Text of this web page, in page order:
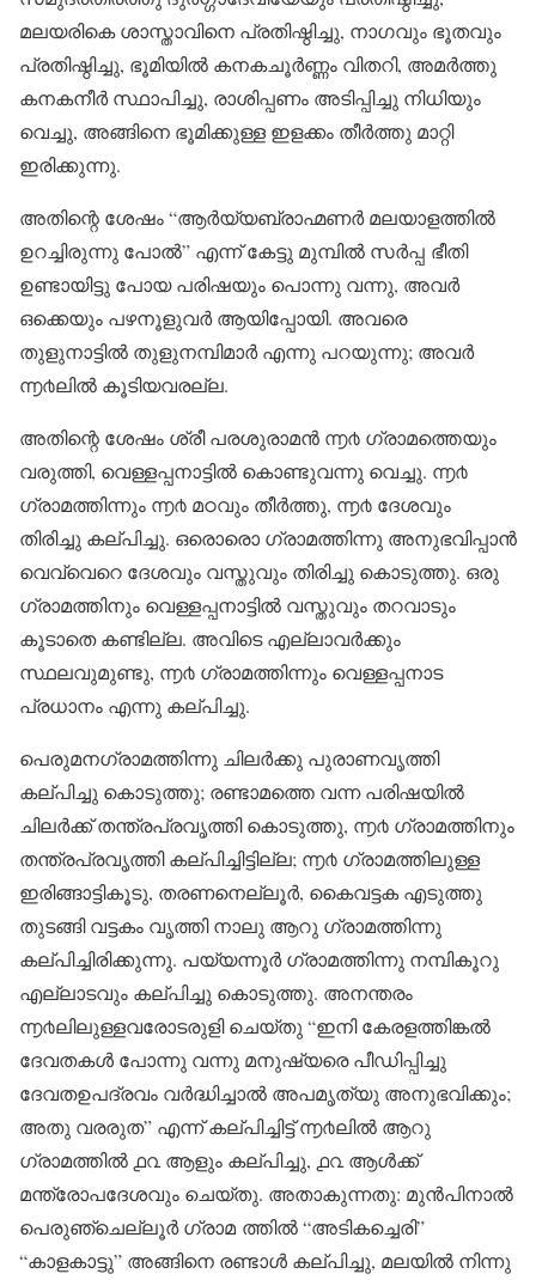
മലയരികെ ശാസ്താവിനെ പ്രതിഷ്ഠിച്ചു, നാഗവും ഭൂതവും
പ്രതിഷ്ഠിച്ചു, ഭൂമിയിൽ കനകചൂർണ്ണം വിതറി, അമർത്തു
കനകനീർ സ്ഥാപിച്ചു, രാശിപ്പണം അടിപ്പിച്ചു നിധിയും
വെച്ചു, അങ്ങിനെ ഭൂമിക്കുള്ള ഇളക്കം തീർത്തു മാറ്റി
ഇരിക്കുന്നു.
അതിന്റെ ശേഷം “ആർയ്യബ്രാഹ്മണർ മലയാളത്തിൽ
ഉറച്ചിരുന്നു പോൽ” എന്ന് കേട്ടു മുമ്പിൽ സർപ്പ ഭീതി
ഉണ്ടായിട്ടു പോയ പരിഷയും പൊന്നു വന്നു, അവർ
ഒക്കെയും പഴനൂളുവർ ആയിപ്പോയി. അവരെ
തുളുനാട്ടിൽ തുളുനമ്പിമാർ എന്നു പറയുന്നു; അവർ
൬൪ലിൽ കൂടിയവരല്ല.
അതിന്റെ ശേഷം ശ്രീ പരശുരാമൻ ൬൪ ഗ്രാമത്തെയും
വരുത്തി, വെള്ളപ്പനാട്ടിൽ കൊണ്ടുവന്നു വെച്ചു. ൬൪
ഗ്രാമത്തിന്നും ൬൪ മഠവും തീർത്തു, ൬൪ ദേശവും
തിരിച്ചു കല്പിച്ചു. ഒരൊരൊ ഗ്രാമത്തിന്നു അനുഭവിപ്പാൻ
വെവ്വെറെ ദേശവും വസ്തുവും തിരിച്ചു കൊടുത്തു. ഒരു
ഗ്രാമത്തിനും വെള്ളപ്പനാട്ടിൽ വസ്തുവും തറവാടും
കൂടാതെ കണ്ടില്ല. അവിടെ എല്ലാവർക്കും
സ്ഥലവുമുണ്ടു, ൬൪ ഗ്രാമത്തിന്നും വെള്ളപ്പനാട
പ്രധാനം എന്നു കല്പിച്ചു.
പെരുമനഗ്രാമത്തിന്നു ചിലർക്കു പുരാണവൃത്തി
കല്പിച്ചു കൊടുത്തു; രണ്ടാമത്തെ വന്ന പരിഷയിൽ
ചിലർക്ക് തന്ത്രപ്രവൃത്തി കൊടുത്തു, ൬൪ ഗ്രാമത്തിനും
തന്ത്രപ്രവൃത്തി കല്പിച്ചിട്ടില്ല; ൬൪ ഗ്രാമത്തിലുള്ള
ഇരിങ്ങാട്ടികൂടു, തരണനെല്ലൂർ, കൈവട്ടക എടുത്തു
തുടങ്ങി വട്ടകം വൃത്തി നാലു ആറു ഗ്രാമത്തിന്നു
കല്പിച്ചിരിക്കുന്നു. പയ്യന്നൂർ ഗ്രാമത്തിന്നു നമ്പികൂറു
എല്ലാടവും കല്പിച്ചു കൊടുത്തു. അനന്തരം
൬൪ലിലുള്ളവരോടരുളി ചെയ്തു “ഇനി കേരളത്തിങ്കൽ
ദേവതകൾ പോന്നു വന്നു മനുഷ്യരെ പീഡിപ്പിച്ചു
ദേവതഉപദ്രവം വർദ്ധിച്ചാൽ അപമൃത്യു അനുഭവിക്കും;
അതു വരരുത” എന്ന് കല്പിച്ചിട്ട് ൬൪ലിൽ ആറു
ഗ്രാമത്തിൽ ൧൨ ആളും കല്പിച്ചു, ൧൨ ആൾക്ക്
മന്ത്രോപദേശവും ചെയ്തു. അതാകുന്നതു: മുൻപിനാൽ
പെരുഞ്ചെല്ലൂർ ഗ്രാമ ത്തിൽ “അടികച്ചെരി”
“കാളകാട്ടു” അങ്ങിനെ രണ്ടാൾ കല്പിച്ചു, മലയിൽ നിന്നു